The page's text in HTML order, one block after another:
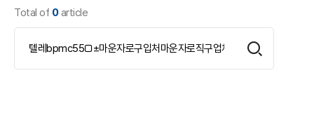
Total of 0article